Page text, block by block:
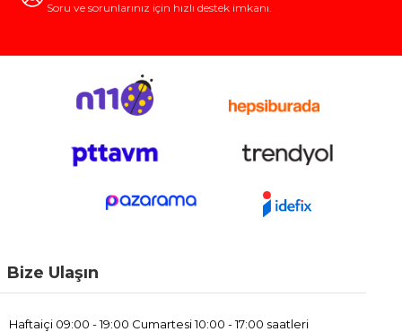
Soru ve sorunlarınız için hızlı destek imkanı.
Bize Ulaşın
Haftaiçi 09:00 - 19:00 Cumartesi 10:00 - 17:00 saatleri